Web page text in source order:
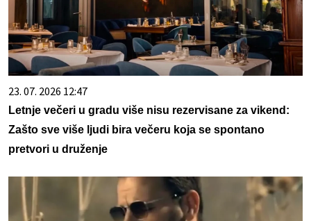
23. 07. 2026 12:47
Letnje večeri u gradu više nisu rezervisane za vikend:
Zašto sve više ljudi bira večeru koja se spontano
pretvori u druženje